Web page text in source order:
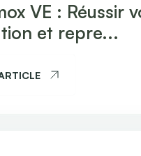
VE : Réussir
et repre...